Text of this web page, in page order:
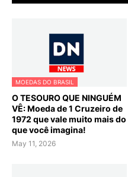
MOEDAS DO BRASIL
O TESOURO QUE NINGUÉM
VÊ: Moeda de 1 Cruzeiro de
1972 que vale muito mais do
que você imagina!
May 11, 2026